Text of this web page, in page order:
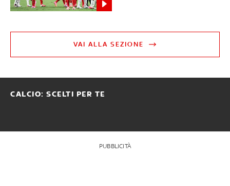
VAI ALLA SEZIONE
CALCIO: SCELTI PER TE
PUBBLICITÀ